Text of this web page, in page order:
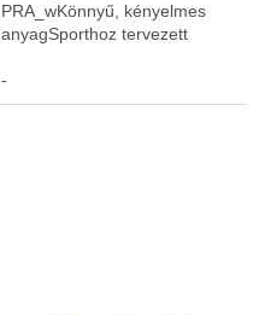
PRA_wKönnyű, kényelmes
anyagSporthoz tervezett
-